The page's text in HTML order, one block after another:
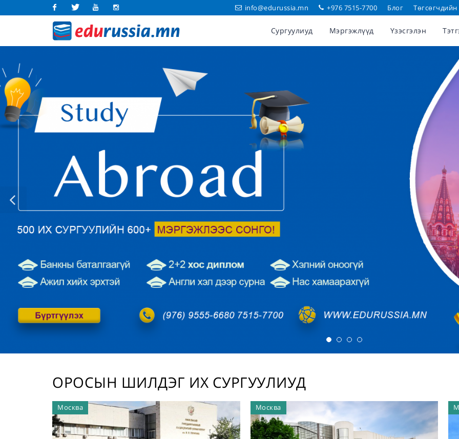
FacebookTwitter YoutubeInstagram
info@edurussia.mn +976 7515-7700 Блог
Сургуулиуд Мэргэжлүүд Үзэсгэлэн
ОРОСЫН ШИЛДЭГ ИХ СУРГУУЛИУД
Москва Москва